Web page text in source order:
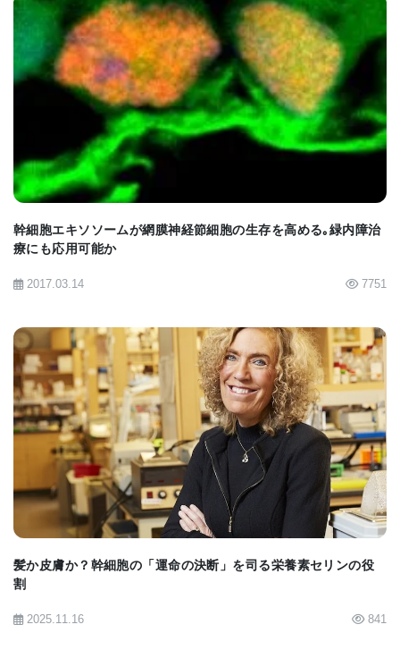
科学者チームは、モデル分子の研究から、細胞膜の
秩序に関して新しい考えにたどり着いた。これは、
Dr. Peter SeebergerとDr. Daniel Varon Silvaの2人
が率いる研究チームが合成したGPIの断片で、GPI全
体の挙動をまねている。このGPIの断片は、水表面
にわずか分子1個分の厚みのきわめて薄い膜を形成し
ている。この「単分子層」と呼ばれる膜は半割した
細胞膜の単純化モデルで、科学者チームはシンクロ
トロンX線散乱法を用いてこれを解析した。Dr.
規則正しい構造は、主に互いに水素結合でつながっ
ている体積の大きい親水性先端基によるものだっ
た」と語っている。水素結合は比較的弱い化学結合
で、一方の分子の水素原子ともう一方の分子の酸素
や窒素の原子との結合によって、2つの分子が結びつ
いている。つまり、このGPIの断片の単分子層は、
脂質鎖の親水性部分とGPI先端基の結晶配列とが特
Dr. Stefaniuは、「ここでの分子格子観測は、まだ脂
BIOMARKET JP
幹細胞エキソソームが網膜神経節細胞の生存を高める｡緑内障治
療にも応用可能か
2017.03.14 7751
BIOMARKET JP
髪か皮膚か？幹細胞の「運命の決断」を司る栄養素セリンの役
割
2025.11.16 841